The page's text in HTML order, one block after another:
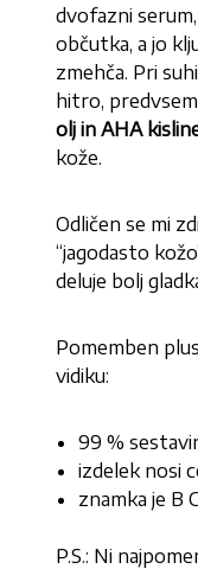
dvofazni
občutka, a jo
zmehča. Pri
hitro,
olj in AHA
kože.
Odličen se mi
“jagodasto
deluje bolj
Pomemben
vidiku:
99 %
izdelek nosi
znamka je B
P.S.: Ni